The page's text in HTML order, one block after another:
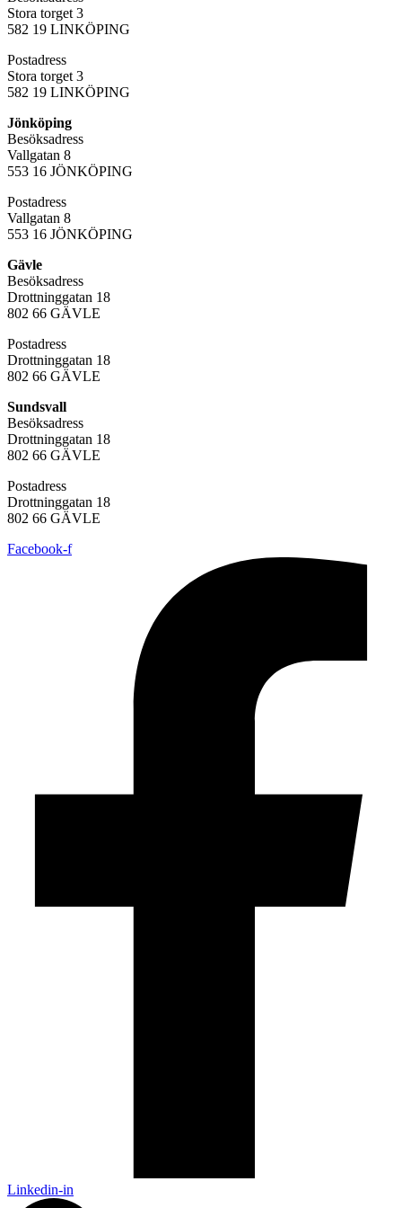
Stora torget 3
582 19 LINKÖPING
Postadress
Stora torget 3
582 19 LINKÖPING
Jönköping
Besöksadress
Vallgatan 8
553 16 JÖNKÖPING
Postadress
Vallgatan 8
553 16 JÖNKÖPING
Gävle
Besöksadress
Drottninggatan 18
802 66 GÄVLE
Postadress
Drottninggatan 18
802 66 GÄVLE
Sundsvall
Besöksadress
Drottninggatan 18
802 66 GÄVLE
Postadress
Drottninggatan 18
802 66 GÄVLE
Facebook-f
Linkedin-in